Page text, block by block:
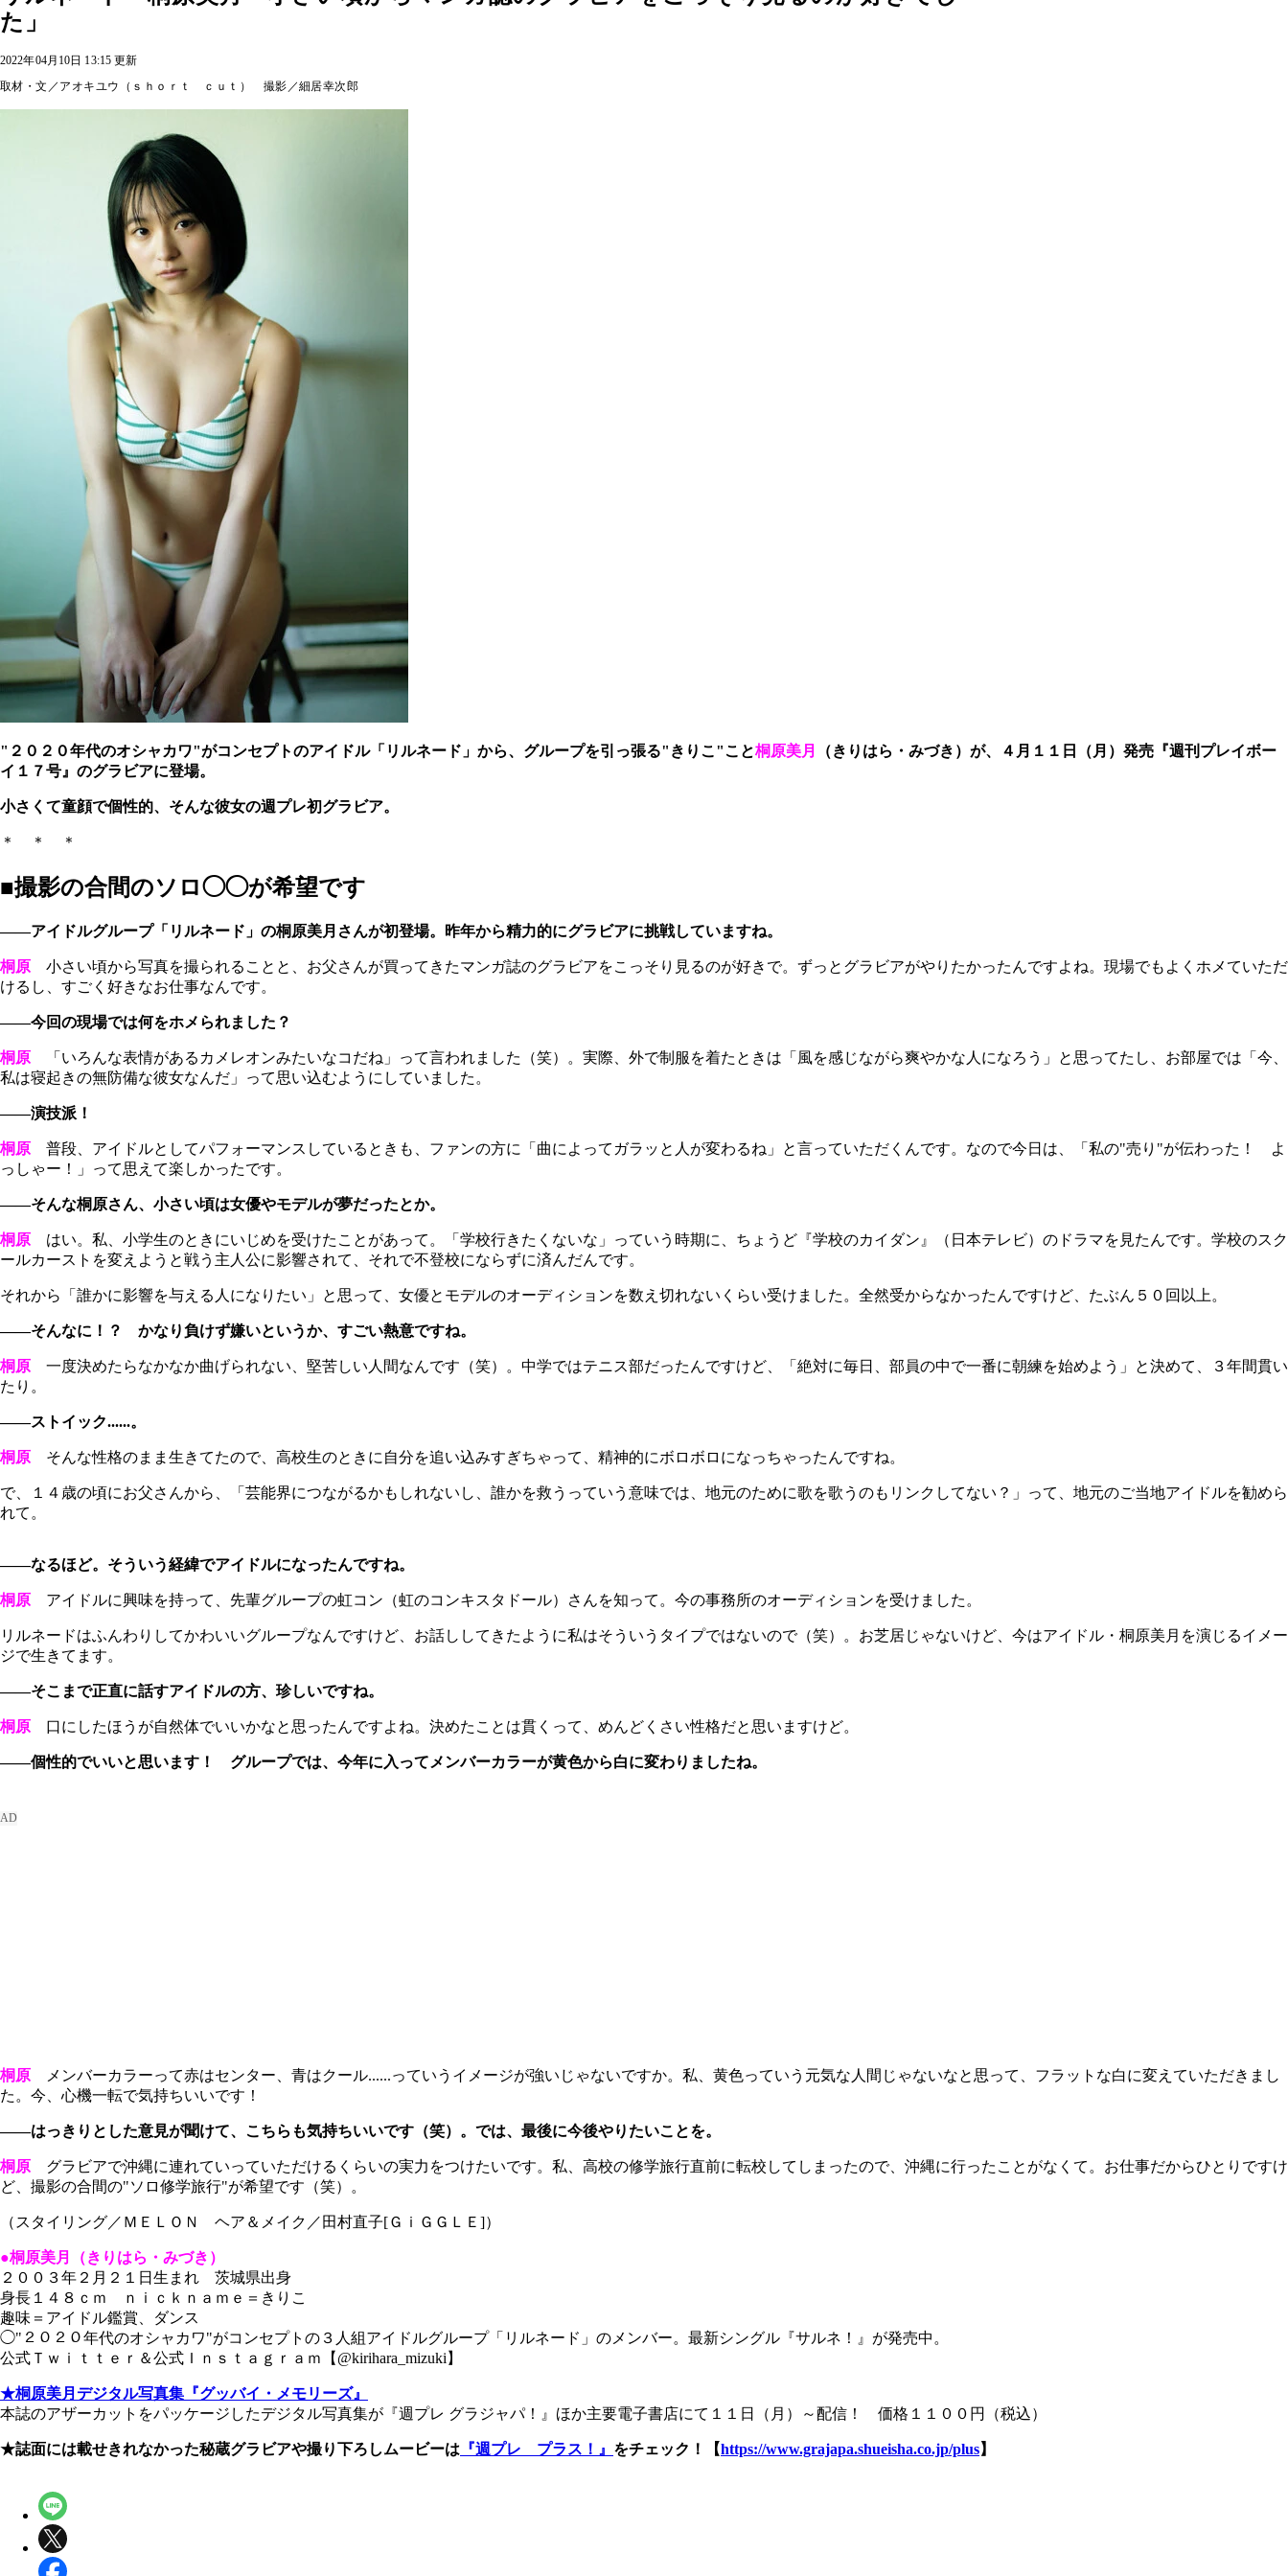
た」
2022年04月10日 13:15 更新
取材・文／アオキユウ（ｓｈｏｒｔ ｃｕｔ） 撮影／細居幸次郎
"２０２０年代のオシャカワ"がコンセプトのアイドル「リルネード」から、グループを引っ張る"きりこ"こと桐原美月
（きりはら・みづき）が、４月１１日（月）発売『週刊プレイボー
イ１７号』のグラビアに登場。
小さくて童顔で個性的、そんな彼女の週プレ初グラビア。
＊ ＊ ＊
■撮影の合間のソロ◯◯が希望です
――アイドルグループ「リルネード」の桐原美月さんが初登場。昨年から精力的にグラビアに挑戦していますね。
桐原 小さい頃から写真を撮られることと、お父さんが買ってきたマンガ誌のグラビアをこっそり見るのが好きで。ずっとグラビアがやりたかったんですよね。現場でもよくホメていただ
けるし、すごく好きなお仕事なんです。
――今回の現場では何をホメられました？
桐原 「いろんな表情があるカメレオンみたいなコだね」って言われました（笑）。実際、外で制服を着たときは「風を感じながら爽やかな人になろう」と思ってたし、お部屋では「今、
私は寝起きの無防備な彼女なんだ」って思い込むようにしていました。
――演技派！
桐原 普段、アイドルとしてパフォーマンスしているときも、ファンの方に「曲によってガラッと人が変わるね」と言っていただくんです。なので今日は、「私の"売り"が伝わった！ よ
っしゃー！」って思えて楽しかったです。
――そんな桐原さん、小さい頃は女優やモデルが夢だったとか。
桐原 はい。私、小学生のときにいじめを受けたことがあって。「学校行きたくないな」っていう時期に、ちょうど『学校のカイダン』（日本テレビ）のドラマを見たんです。学校のスク
ールカーストを変えようと戦う主人公に影響されて、それで不登校にならずに済んだんです。
それから「誰かに影響を与える人になりたい」と思って、女優とモデルのオーディションを数え切れないくらい受けました。全然受からなかったんですけど、たぶん５０回以上。
――そんなに！？ かなり負けず嫌いというか、すごい熱意ですね。
桐原 一度決めたらなかなか曲げられない、堅苦しい人間なんです（笑）。中学ではテニス部だったんですけど、「絶対に毎日、部員の中で一番に朝練を始めよう」と決めて、３年間貫い
たり。
――ストイック......。
桐原 そんな性格のまま生きてたので、高校生のときに自分を追い込みすぎちゃって、精神的にボロボロになっちゃったんですね。
で、１４歳の頃にお父さんから、「芸能界につながるかもしれないし、誰かを救うっていう意味では、地元のために歌を歌うのもリンクしてない？」って、地元のご当地アイドルを勧めら
れて。
――なるほど。そういう経緯でアイドルになったんですね。
桐原 アイドルに興味を持って、先輩グループの虹コン（虹のコンキスタドール）さんを知って。今の事務所のオーディションを受けました。
リルネードはふんわりしてかわいいグループなんですけど、お話ししてきたように私はそういうタイプではないので（笑）。お芝居じゃないけど、今はアイドル・桐原美月を演じるイメー
ジで生きてます。
――そこまで正直に話すアイドルの方、珍しいですね。
桐原 口にしたほうが自然体でいいかなと思ったんですよね。決めたことは貫くって、めんどくさい性格だと思いますけど。
――個性的でいいと思います！ グループでは、今年に入ってメンバーカラーが黄色から白に変わりましたね。
桐原 メンバーカラーって赤はセンター、青はクール......っていうイメージが強いじゃないですか。私、黄色っていう元気な人間じゃないなと思って、フラットな白に変えていただきまし
た。今、心機一転で気持ちいいです！
――はっきりとした意見が聞けて、こちらも気持ちいいです（笑）。では、最後に今後やりたいことを。
桐原 グラビアで沖縄に連れていっていただけるくらいの実力をつけたいです。私、高校の修学旅行直前に転校してしまったので、沖縄に行ったことがなくて。お仕事だからひとりですけ
ど、撮影の合間の"ソロ修学旅行"が希望です（笑）。
（スタイリング／ＭＥＬＯＮ ヘア＆メイク／田村直子[ＧｉＧＧＬＥ]）
●桐原美月（きりはら・みづき）
２００３年２月２１日生まれ 茨城県出身
身長１４８ｃｍ ｎｉｃｋｎａｍｅ＝きりこ
趣味＝アイドル鑑賞、ダンス
◯"２０２０年代のオシャカワ"がコンセプトの３人組アイドルグループ「リルネード」のメンバー。最新シングル『サルネ！』が発売中。
公式Ｔｗｉｔｔｅｒ＆公式Ｉｎｓｔａｇｒａｍ【@kirihara_mizuki】
★桐原美月デジタル写真集『グッバイ・メモリーズ』
本誌のアザーカットをパッケージしたデジタル写真集が『週プレ グラジャパ！』ほか主要電子書店にて１１日（月）～配信！ 価格１１００円（税込）
★誌面には載せきれなかった秘蔵グラビアや撮り下ろしムービーは 『週プレ プラス！』 をチェック！【https://www.grajapa.shueisha.co.jp/plus】